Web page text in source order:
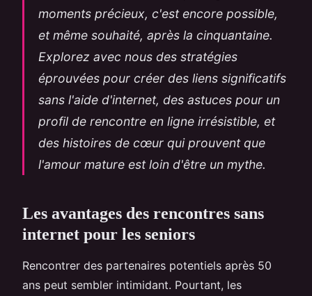
moments précieux, c'est encore possible,
et même souhaité, après la cinquantaine.
Explorez avec nous des stratégies
éprouvées pour créer des liens significatifs
sans l'aide d'internet, des astuces pour un
profil de rencontre en ligne irrésistible, et
des histoires de cœur qui prouvent que
l'amour mature est loin d'être un mythe.
Les avantages des rencontres sans
internet pour les seniors
Rencontrer des partenaires potentiels après 50
ans peut sembler intimidant. Pourtant, les